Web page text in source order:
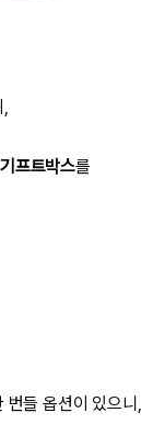
프트박스를
들 옵션이 있으니,